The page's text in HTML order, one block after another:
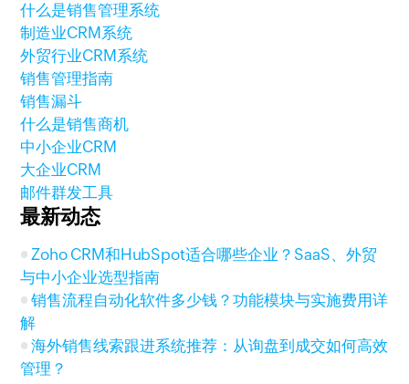
什么是销售管理系统
制造业CRM系统
外贸行业CRM系统
销售管理指南
销售漏斗
什么是销售商机
中小企业CRM
大企业CRM
邮件群发工具
最新动态
Zoho CRM和HubSpot适合哪些企业？SaaS、外贸
与中小企业选型指南
销售流程自动化软件多少钱？功能模块与实施费用详
解
海外销售线索跟进系统推荐：从询盘到成交如何高效
管理？